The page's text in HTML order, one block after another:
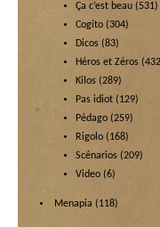
Ça c’est beau (531)
Cogito (304)
Dicos (83)
Héros et Zéros
Kilos (289)
Pas idiot (129)
Pédago (259)
Rigolo (168)
Scénarios (209)
Video (6)
Menapia (118)